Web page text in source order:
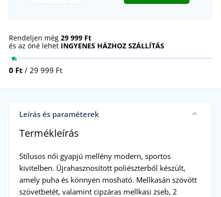
Rendeljen még 29 999 Ft
és az öné lehet INGYENES HÁZHOZ SZÁLLÍTÁS
0 Ft / 29 999 Ft
Leírás és paraméterek
Termékleírás
Stílusos női gyapjú mellény modern, sportos
kivitelben. Újrahasznosított poliészterből készült,
amely puha és könnyen mosható. Mellkasán szövött
szövetbetét, valamint cipzáras mellkasi zseb, 2